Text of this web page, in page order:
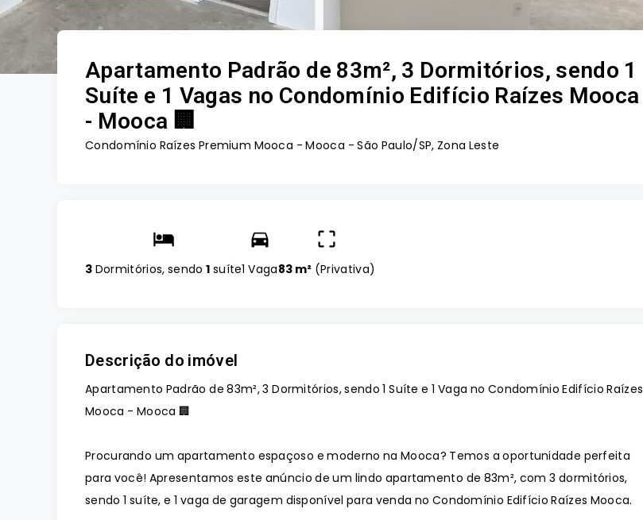
Apartamento Padrão de 83m², 3 Dormitórios, sendo 1
Suíte e 1 Vagas no Condomínio Edifício Raízes Mooca
- Mooca 🏢
Condomínio Raízes Premium Mooca -Mooca - São Paulo/SP, Zona Leste
3 Dormitórios, sendo1 suíte1 Vaga83 m² (Privativa)
Descrição do imóvel
Apartamento Padrão de 83m², 3 Dormitórios, sendo 1 Suíte e 1 Vaga no Condomínio Edifício Raízes
Mooca - Mooca 🏢
Procurando um apartamento espaçoso e moderno na Mooca? Temos a oportunidade perfeita
para você! Apresentamos este anúncio de um lindo apartamento de 83m², com 3 dormitórios,
sendo 1 suíte, e 1 vaga de garagem disponível para venda no Condomínio Edifício Raízes Mooca.